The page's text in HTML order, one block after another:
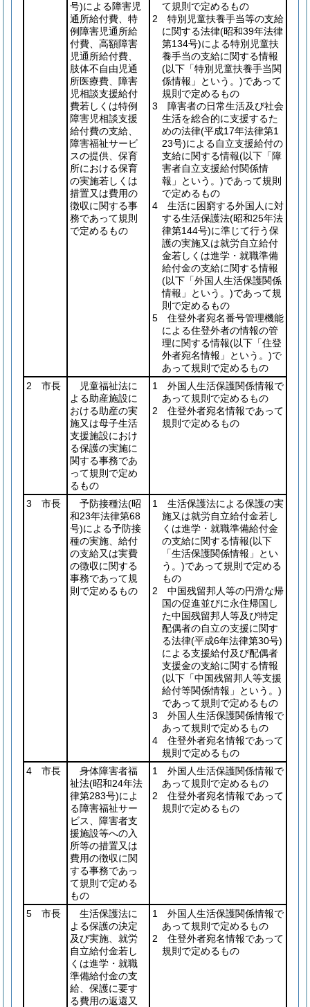
号)による障害児
通所給付費、特
例障害児通所給
付費、高額障害
児通所給付費、
肢体不自由児通
所医療費、障害
児相談支援給付
費若しくは特例
障害児相談支援
給付費の支給、
障害福祉サービ
スの提供、保育
所における保育
の実施若しくは
措置又は費用の
徴収に関する事
務であって規則
で定めるもの
て規則で定めるもの
2 特別児童扶養手当等の支給
に関する法律(昭和39年法律
第134号)による特別児童扶
養手当の支給に関する情報
(以下「特別児童扶養手当関
係情報」という。)であって
規則で定めるもの
3 障害者の日常生活及び社会
生活を総合的に支援するた
めの法律(平成17年法律第1
23号)による自立支援給付の
支給に関する情報(以下「障
害者自立支援給付関係情
報」という。)であって規則
で定めるもの
4 生活に困窮する外国人に対
する生活保護法(昭和25年法
律第144号)に準じて行う保
護の実施又は就労自立給付
金若しくは進学・就職準備
給付金の支給に関する情報
(以下「外国人生活保護関係
情報」という。)であって規
則で定めるもの
5 住登外者宛名番号管理機能
による住登外者の情報の管
理に関する情報(以下「住登
外者宛名情報」という。)で
あって規則で定めるもの
2 市長
児童福祉法に
よる助産施設に
おける助産の実
施又は母子生活
支援施設におけ
る保護の実施に
関する事務であ
って規則で定め
るもの
1 外国人生活保護関係情報で
あって規則で定めるもの
2 住登外者宛名情報であって
規則で定めるもの
3 市長 予防接種法(昭
和23年法律第68
号)による予防接
種の実施、給付
の支給又は実費
の徴収に関する
事務であって規
則で定めるもの
1 生活保護法による保護の実
施又は就労自立給付金若し
くは進学・就職準備給付金
の支給に関する情報(以下
「生活保護関係情報」とい
う。)であって規則で定める
もの
2 中国残留邦人等の円滑な帰
国の促進並びに永住帰国し
た中国残留邦人等及び特定
配偶者の自立の支援に関す
る法律(平成6年法律第30号)
による支援給付及び配偶者
支援金の支給に関する情報
(以下「中国残留邦人等支援
給付等関係情報」という。)
であって規則で定めるもの
3 外国人生活保護関係情報で
あって規則で定めるもの
4 住登外者宛名情報であって
規則で定めるもの
4 市長
身体障害者福
祉法(昭和24年法
律第283号)によ
る障害福祉サー
ビス、障害者支
援施設等への入
所等の措置又は
費用の徴収に関
する事務であっ
て規則で定める
もの
1 外国人生活保護関係情報で
あって規則で定めるもの
2 住登外者宛名情報であって
規則で定めるもの
5 市長
生活保護法に
よる保護の決定
及び実施、就労
自立給付金若し
くは進学・就職
準備給付金の支
給、保護に要す
る費用の返還又
1 外国人生活保護関係情報で
あって規則で定めるもの
2 住登外者宛名情報であって
規則で定めるもの